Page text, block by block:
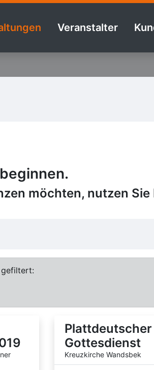
Veranstalter
möchten, nutzen
gefiltert:
Plattdeutscher
Gottesdienst
Kreuzkirche Wandsbek